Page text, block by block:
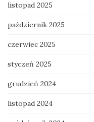
listopad 2025
październik 2025
czerwiec 2025
styczeń 2025
grudzień 2024
listopad 2024